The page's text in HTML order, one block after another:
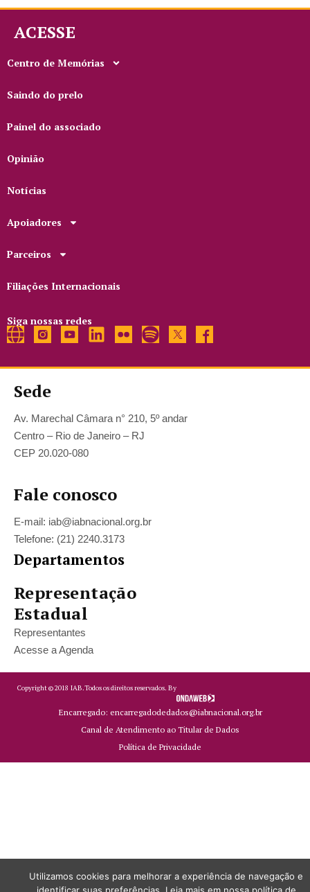
ACESSE
Centro de Memórias
Saindo do prelo
Painel do associado
Opinião
Notícias
Apoiadores
Parceiros
Filiações Internacionais
Siga nossas redes
Sede
Av. Marechal Câmara n° 210, 5º andar
Centro – Rio de Janeiro – RJ
CEP 20.020-080
Fale conosco
E-mail: iab@iabnacional.org.br
Telefone: (21) 2240.3173
Departamentos
Representação
Estadual
Representantes
Acesse a Agenda
Copyright ©2018 IAB.Todos os direitos reservados. By
Encarregado: encarregadodedados@iabnacional.org.br
Canal de Atendimento ao Titular de Dados
Política de Privacidade
Utilizamos cookies para melhorar a experiência de navegação e